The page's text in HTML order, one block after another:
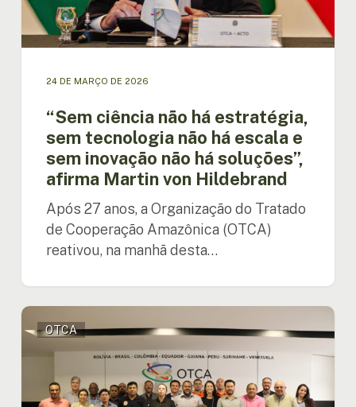
sem
Martin
Hildebrand
24 DE MARÇO DE 2026
“Sem ciência não há estratégia,
sem tecnologia não há escala e
sem inovação não há soluções”,
afirma Martin von Hildebrand
Após 27 anos, a Organização do Tratado
de Cooperação Amazônica (OTCA)
reativou, na manhã desta…
Países
Membros
aprovam
Entendimento
OTCA